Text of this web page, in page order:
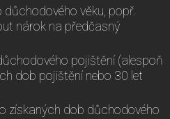
věku, popř.
nárok na předčasný
pojištění (alespoň
dob pojištění nebo 30 let
získaných dob důchodového